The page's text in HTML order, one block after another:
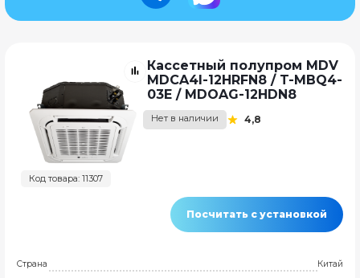
Код товара: 11307
Кассетный полупром MDV
MDCA4I-12HRFN8 / T-MBQ4-
03E / MDOAG-12HDN8
Нет в наличии 4,8
Посчитать с установкой
Страна
Китай